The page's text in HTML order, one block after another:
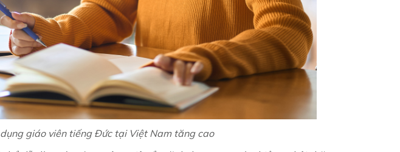
giáo viên tiếng Đức tại Việt Nam tăng cao